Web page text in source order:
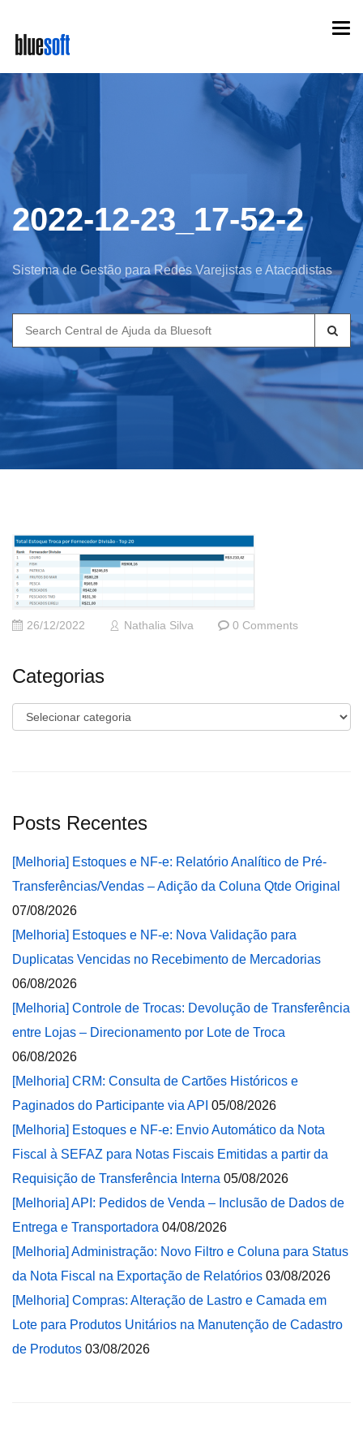
main
content
2022-12-23_17-52-2
Sistema de Gestão para Redes Varejistas e Atacadistas
Search
for:
26/12/2022 Nathalia Silva 0 Comments
Categorias
Categorias
Posts Recentes
[Melhoria] Estoques e NF-e: Relatório Analítico de Pré-
Transferências/Vendas – Adição da Coluna Qtde Original
07/08/2026
[Melhoria] Estoques e NF-e: Nova Validação para
Duplicatas Vencidas no Recebimento de Mercadorias
06/08/2026
[Melhoria] Controle de Trocas: Devolução de Transferência
entre Lojas – Direcionamento por Lote de Troca
06/08/2026
[Melhoria] CRM: Consulta de Cartões Históricos e
Paginados do Participante via API 05/08/2026
[Melhoria] Estoques e NF-e: Envio Automático da Nota
Fiscal à SEFAZ para Notas Fiscais Emitidas a partir da
Requisição de Transferência Interna 05/08/2026
[Melhoria] API: Pedidos de Venda – Inclusão de Dados de
Entrega e Transportadora 04/08/2026
[Melhoria] Administração: Novo Filtro e Coluna para Status
da Nota Fiscal na Exportação de Relatórios 03/08/2026
[Melhoria] Compras: Alteração de Lastro e Camada em
Lote para Produtos Unitários na Manutenção de Cadastro
de Produtos 03/08/2026